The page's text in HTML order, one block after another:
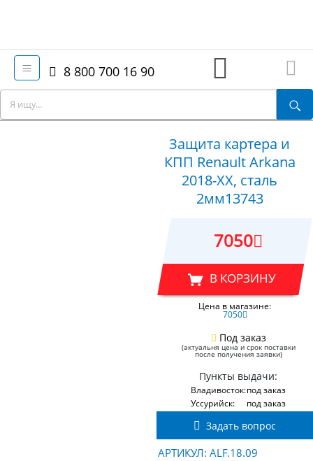
8 800 700 16 90
Защита картера и
КПП Renault Arkana
2018-XX, сталь
2мм13743
7050
В КОРЗИНУ
Цена в магазине:
7050
Под заказ
(актуальня цена и срок поставки
после получения заявки)
Пункты выдачи:
Владивосток:под заказ
Уссурийск:
под заказ
Задать вопрос
АРТИКУЛ: ALF.18.09